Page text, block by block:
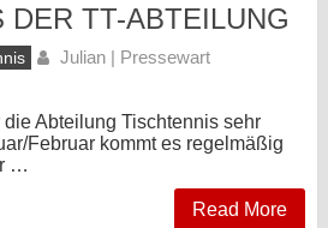
DER TT-ABTEILUNG
Julian | Pressewart
Abteilung Tischtennis sehr
Februar kommt es regelmäßig
…
Read More